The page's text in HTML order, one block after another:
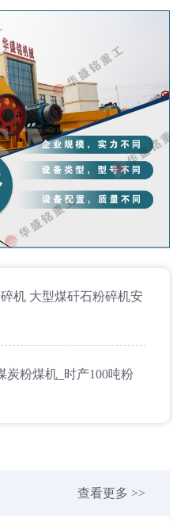
机 大型煤矸石粉碎机安
炭粉煤机_时产100吨粉
查看更多 >>